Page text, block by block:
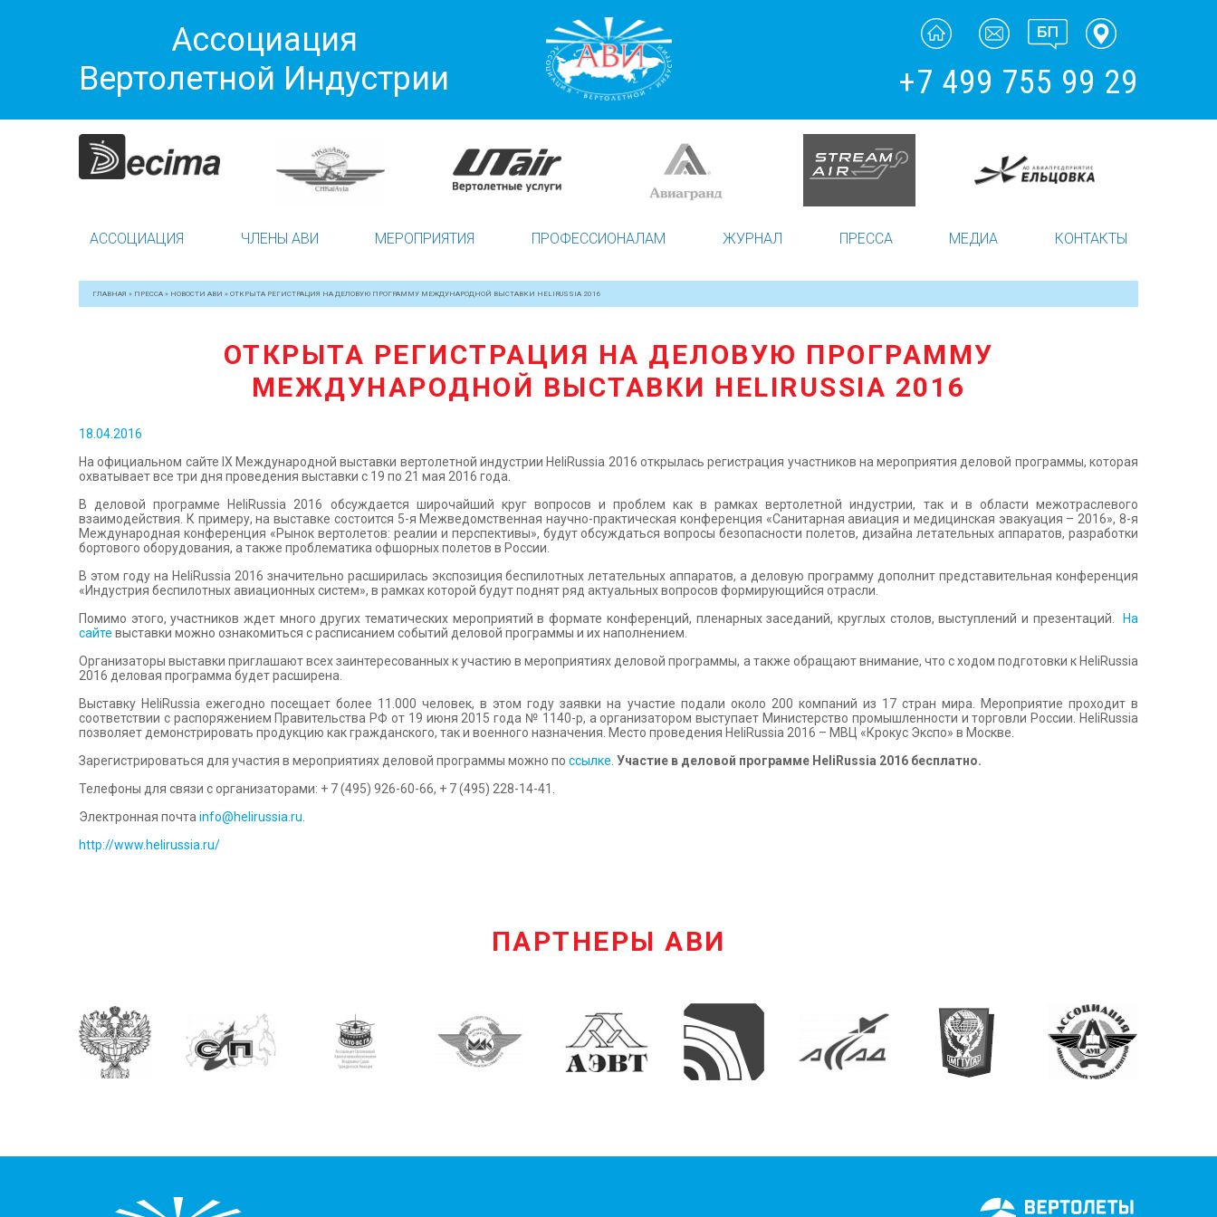
Ассоциация
Вертолетной Индустрии
+7 499 755 99 29
АССОЦИАЦИЯ ЧЛЕНЫ АВИ МЕРОПРИЯТИЯ ПРОФЕССИОНАЛАМ ЖУРНАЛ ПРЕССА МЕДИА КОНТАКТЫ
ГЛАВНАЯ » ПРЕССА » НОВОСТИ АВИ » ОТКРЫТА РЕГИСТРАЦИЯ НА ДЕЛОВУЮ ПРОГРАММУ МЕЖДУНАРОДНОЙ ВЫСТАВКИ HELIRUSSIA 2016
ОТКРЫТА РЕГИСТРАЦИЯ НА ДЕЛОВУЮ ПРОГРАММУ
МЕЖДУНАРОДНОЙ ВЫСТАВКИ HELIRUSSIA 2016
18.04.2016
На официальном сайте IX Международной выставки вертолетной индустрии HeliRussia 2016 открылась регистрация участников на мероприятия деловой программы, которая
охватывает все три дня проведения выставки с 19 по 21 мая 2016 года.
В деловой программе HeliRussia 2016 обсуждается широчайший круг вопросов и проблем как в рамках вертолетной индустрии, так и в области межотраслевого
взаимодействия. К примеру, на выставке состоится 5-я Межведомственная научно-практическая конференция «Санитарная авиация и медицинская эвакуация – 2016», 8-я
Международная конференция «Рынок вертолетов: реалии и перспективы», будут обсуждаться вопросы безопасности полетов, дизайна летательных аппаратов, разработки
бортового оборудования, а также проблематика офшорных полетов в России.
В этом году на HeliRussia 2016 значительно расширилась экспозиция беспилотных летательных аппаратов, а деловую программу дополнит представительная конференция
«Индустрия беспилотных авиационных систем», в рамках которой будут поднят ряд актуальных вопросов формирующийся отрасли.
Помимо этого, участников ждет много других тематических мероприятий в формате конференций, пленарных заседаний, круглых столов, выступлений и презентаций.
На
сайте выставки можно ознакомиться с расписанием событий деловой программы и их наполнением.
Организаторы выставки приглашают всех заинтересованных к участию в мероприятиях деловой программы, а также обращают внимание, что с ходом подготовки к HeliRussia
2016 деловая программа будет расширена.
Выставку HeliRussia ежегодно посещает более 11.000 человек, в этом году заявки на участие подали около 200 компаний из 17 стран мира. Мероприятие проходит в
соответствии с распоряжением Правительства РФ от 19 июня 2015 года № 1140-р, а организатором выступает Министерство промышленности и торговли России. HeliRussia
позволяет демонстрировать продукцию как гражданского, так и военного назначения. Место проведения HeliRussia 2016 – МВЦ «Крокус Экспо» в Москве.
Зарегистрироваться для участия в мероприятиях деловой программы можно по ссылке Участие в деловой программе HeliRussia 2016 бесплатно.
Телефоны для связи с организаторами: + 7 (495) 926-60-66, + 7 (495) 228-14-41.
Электронная почта info@helirussia.ru
http://www.helirussia.ru/
ПАРТНЕРЫ АВИ